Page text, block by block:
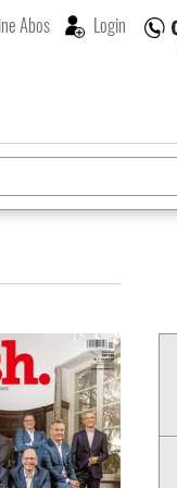
Abos Login
monatlich
Cash liefert
und Berichte zur
Kapitalanlage
Investmentfonds,